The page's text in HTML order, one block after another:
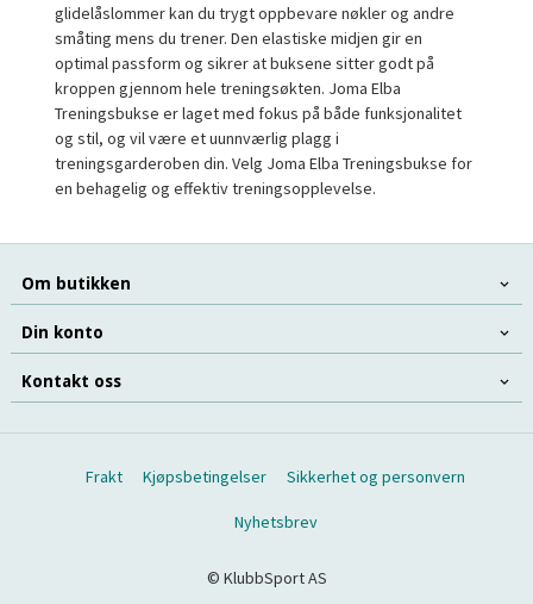
glidelåslommer kan du trygt oppbevare nøkler og andre
småting mens du trener. Den elastiske midjen gir en
optimal passform og sikrer at buksene sitter godt på
kroppen gjennom hele treningsøkten. Joma Elba
Treningsbukse er laget med fokus på både funksjonalitet
og stil, og vil være et uunnværlig plagg i
treningsgarderoben din. Velg Joma Elba Treningsbukse for
en behagelig og effektiv treningsopplevelse.
Om butikken
Din konto
Kontakt oss
Frakt Kjøpsbetingelser Sikkerhet og personvern
Nyhetsbrev
© KlubbSport AS